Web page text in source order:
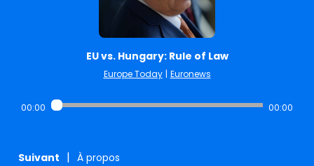
EU vs. Hungary: Rule of Law
Europe Today | Euronews
00:00 00:00
Suivant | À propos